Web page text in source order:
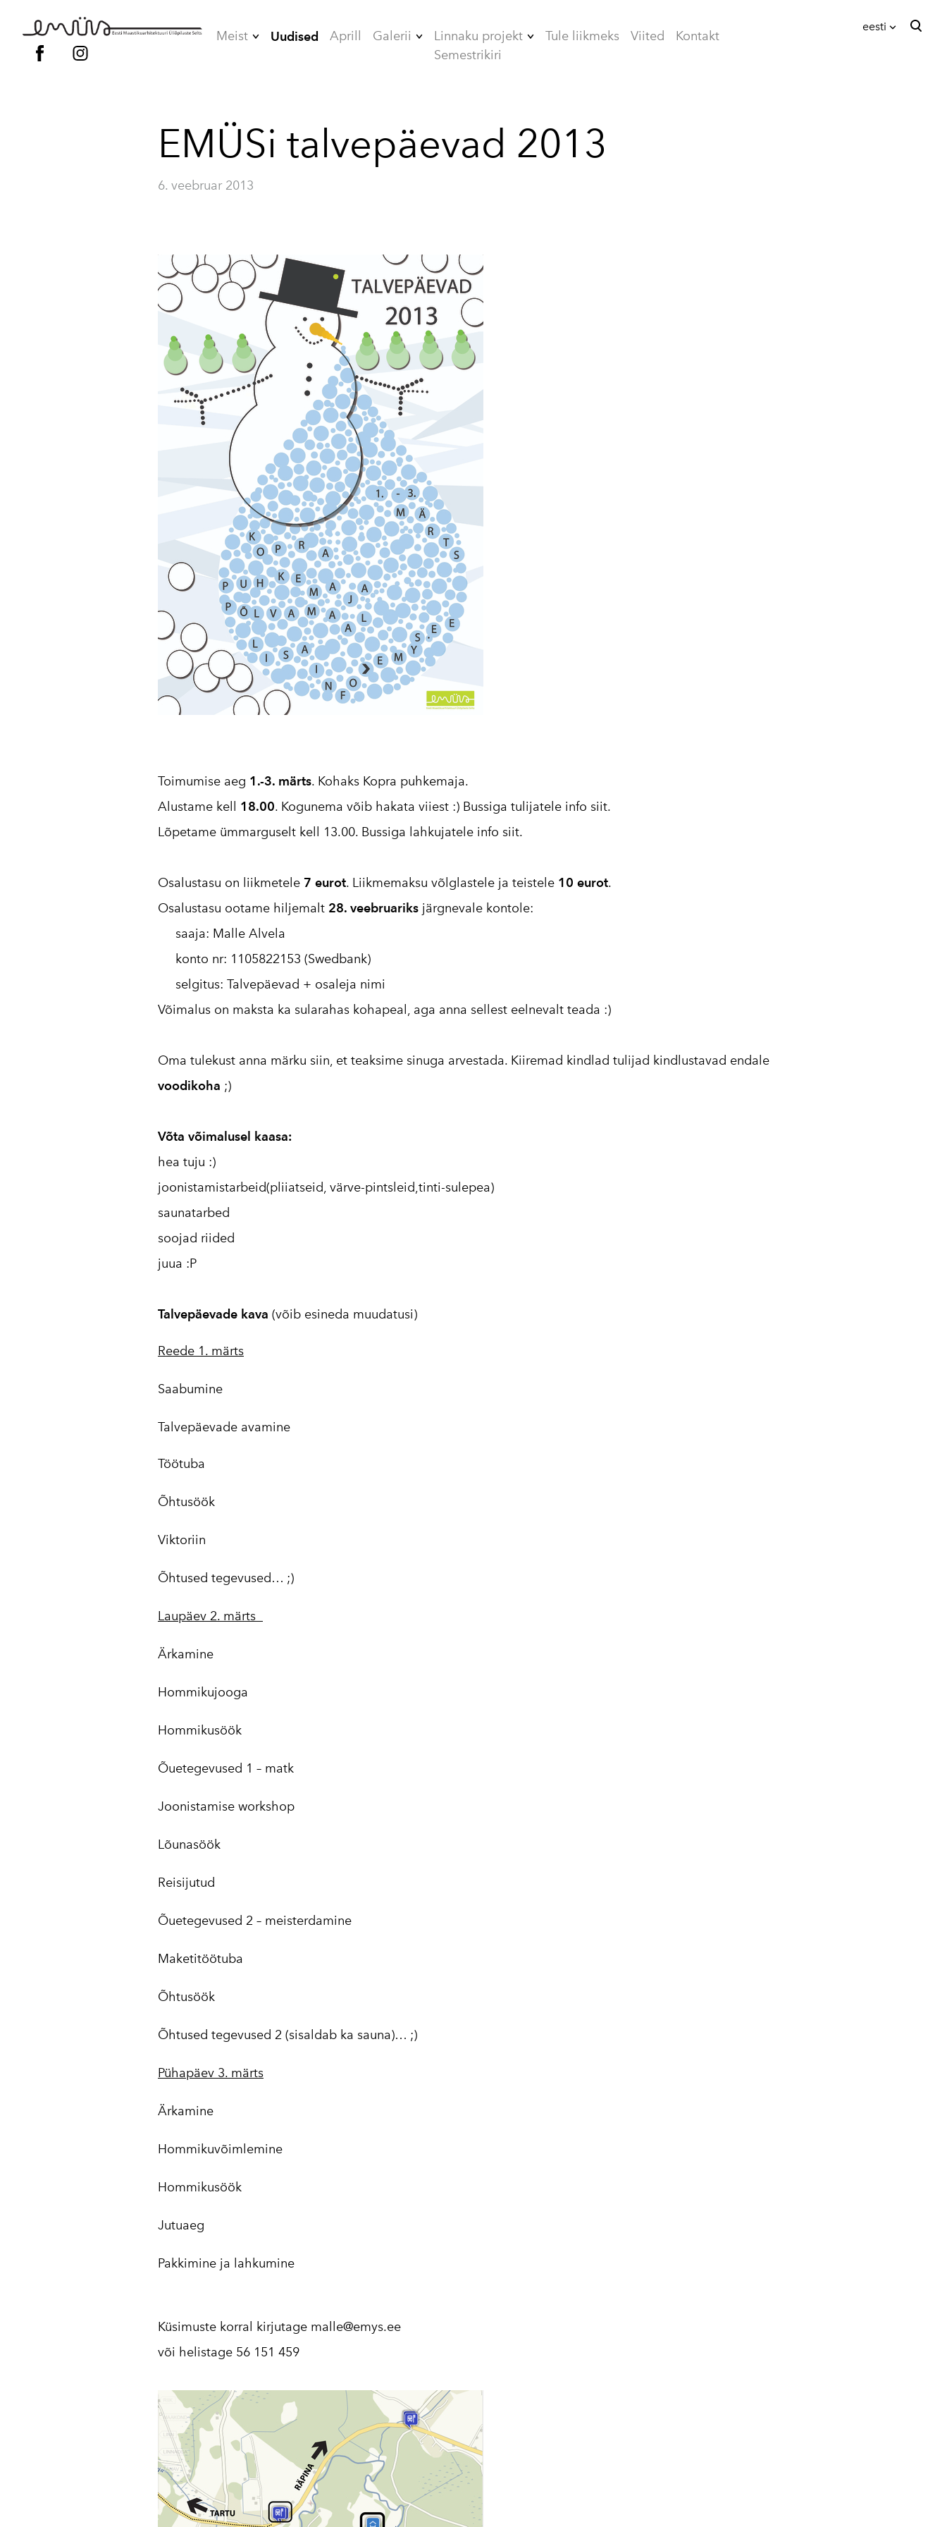
Meist
Vilistlased
Põhikiri
Kodukord
Uudised Aprill Galerii
2008
2009
2014
2016
2017
2018
2019
2020
2021
2022
2023
2024
2025
Linnaku projekt
ZOOMEEDIKUM
EHITAMINE
Tule liikmeks Viited
Kontakt
Semestrikiri
eesti
EMÜSi talvepäevad 2013
6. veebruar 2013
Toimumise aeg 1.-3. märts. Kohaks Kopra puhkemaja.
Alustame kell 18.00. Kogunema võib hakata viiest :) Bussiga tulijatele info siit.
Lõpetame ümmarguselt kell 13.00. Bussiga lahkujatele info siit.
Osalustasu on liikmetele 7 eurot. Liikmemaksu võlglastele ja teistele 10 eurot.
Osalustasu ootame hiljemalt 28. veebruariks järgnevale kontole:
saaja: Malle Alvela
konto nr: 1105822153 (Swedbank)
selgitus: Talvepäevad + osaleja nimi
Võimalus on maksta ka sularahas kohapeal, aga anna sellest eelnevalt teada :)
Oma tulekust anna märku siin, et teaksime sinuga arvestada. Kiiremad kindlad tulijad kindlustavad endale
voodikoha ;)
Võta võimalusel kaasa:
hea tuju :)
joonistamistarbeid(pliiatseid, värve-pintsleid,tinti-sulepea)
saunatarbed
soojad riided
juua :P
Talvepäevade kava (võib esineda muudatusi)
Reede 1. märts
Saabumine
Talvepäevade avamine
Töötuba
Õhtusöök
Viktoriin
Õhtused tegevused… ;)
Laupäev 2. märts
Ärkamine
Hommikujooga
Hommikusöök
Õuetegevused 1 – matk
Joonistamise workshop
Lõunasöök
Reisijutud
Õuetegevused 2 – meisterdamine
Maketitöötuba
Õhtusöök
Õhtused tegevused 2 (sisaldab ka sauna)… ;)
Pühapäev 3. märts
Ärkamine
Hommikuvõimlemine
Hommikusöök
Jutuaeg
Pakkimine ja lahkumine
Küsimuste korral kirjutage malle@emys.ee
või helistage 56 151 459